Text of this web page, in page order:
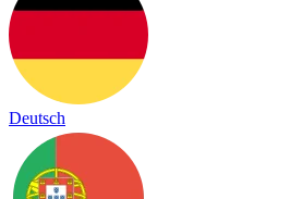
Deutsch